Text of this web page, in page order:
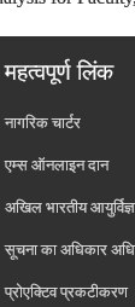
महत्वपूर्ण लिंक
नागरिक चार्टर
एम्स ऑनलाइन दान
अखिल भारतीय
सूचना का अधिकार
प्रोएक्टिव प्रकटीकरण